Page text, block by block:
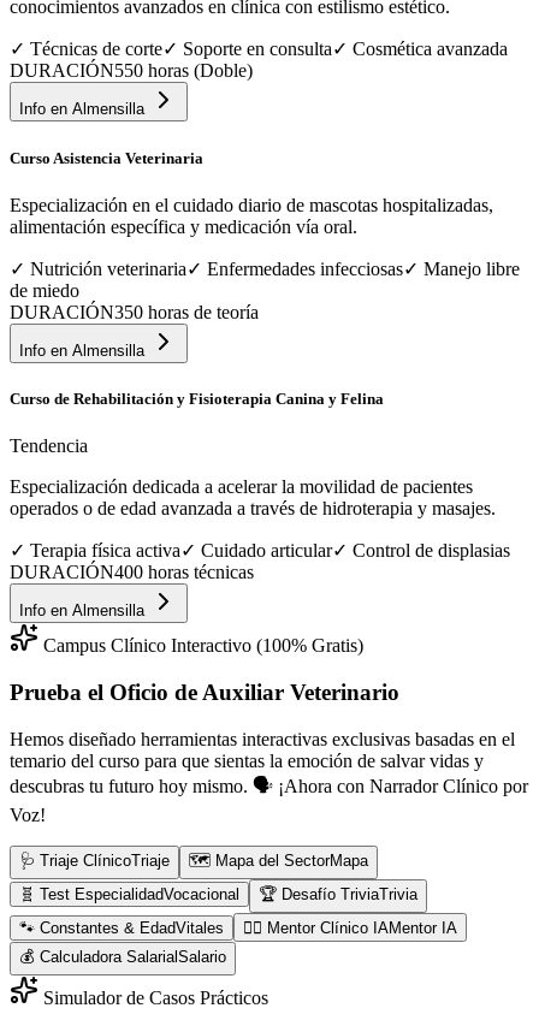
conocimientos avanzados en clínica con estilismo estético.
✓ Técnicas de corte✓ Soporte en consulta✓ Cosmética avanzada
DURACIÓN550 horas (Doble)
Info en Almensilla
Curso Asistencia Veterinaria
Especialización en el cuidado diario de mascotas hospitalizadas,
alimentación específica y medicación vía oral.
✓ Nutrición veterinaria✓ Enfermedades infecciosas✓ Manejo libre
de miedo
DURACIÓN350 horas de teoría
Info en Almensilla
Curso de Rehabilitación y Fisioterapia Canina y Felina
Tendencia
Especialización dedicada a acelerar la movilidad de pacientes
operados o de edad avanzada a través de hidroterapia y masajes.
✓ Terapia física activa✓ Cuidado articular✓ Control de displasias
DURACIÓN400 horas técnicas
Info en Almensilla
Campus Clínico Interactivo (100% Gratis)
Prueba el Oficio de Auxiliar Veterinario
Hemos diseñado herramientas interactivas exclusivas basadas en el
temario del curso para que sientas la emoción de salvar vidas y
descubras tu futuro hoy mismo. 🗣️ ¡Ahora con Narrador Clínico por
Voz!
🩺 Triaje ClínicoTriaje 🗺️ Mapa del SectorMapa
🧬 Test EspecialidadVocacional 🏆 Desafío TriviaTrivia
🐾 Constantes & EdadVitales 👨‍⚕️ Mentor Clínico IAMentor IA
💰 Calculadora SalarialSalario
Simulador de Casos Prácticos